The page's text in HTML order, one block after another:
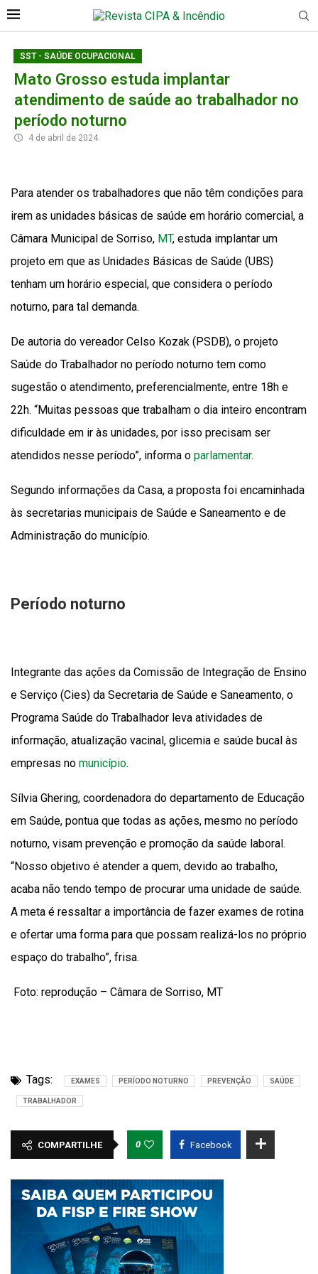
SST - SAÚDE OCUPACIONAL
Mato Grosso estuda implantar
atendimento de saúde ao trabalhador no
período noturno
4 de abril de 2024
Para atender os trabalhadores que não têm condições para
irem as unidades básicas de saúde em horário comercial, a
Câmara Municipal de Sorriso, MT, estuda implantar um
projeto em que as Unidades Básicas de Saúde (UBS)
tenham um horário especial, que considera o período
noturno, para tal demanda.
De autoria do vereador Celso Kozak (PSDB), o projeto
Saúde do Trabalhador no período noturno tem como
sugestão o atendimento, preferencialmente, entre 18h e
22h. “Muitas pessoas que trabalham o dia inteiro encontram
dificuldade em ir às unidades, por isso precisam ser
atendidos nesse período”, informa o parlamentar.
Segundo informações da Casa, a proposta foi encaminhada
às secretarias municipais de Saúde e Saneamento e de
Administração do município.
Período noturno
Integrante das ações da Comissão de Integração de Ensino
e Serviço (Cies) da Secretaria de Saúde e Saneamento, o
Programa Saúde do Trabalhador leva atividades de
informação, atualização vacinal, glicemia e saúde bucal às
empresas no município.
Sílvia Ghering, coordenadora do departamento de Educação
em Saúde, pontua que todas as ações, mesmo no período
noturno, visam prevenção e promoção da saúde laboral.
“Nosso objetivo é atender a quem, devido ao trabalho,
acaba não tendo tempo de procurar uma unidade de saúde.
A meta é ressaltar a importância de fazer exames de rotina
e ofertar uma forma para que possam realizá-los no próprio
espaço do trabalho”, frisa.
Foto: reprodução – Câmara de Sorriso, MT
Tags: EXAMES PERÍODO NOTURNO PREVENÇÃO SAÚDE
TRABALHADOR
COMPARTILHE 0 Facebook